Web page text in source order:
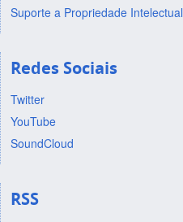
Suporte a Propriedade Intelectual
Redes Sociais
Twitter
YouTube
SoundCloud
RSS